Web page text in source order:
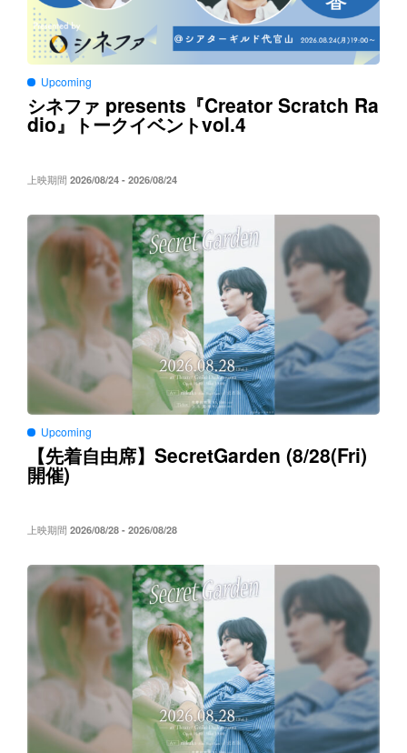
Upcoming
シネファ presents 『Creator Scratch Ra
dio』トークイベントvol.4
上映期間 2026/08/24 - 2026/08/24
Upcoming
【先着自由席】 SecretGarden (8/28(Fri)
開催)
上映期間 2026/08/28 - 2026/08/28